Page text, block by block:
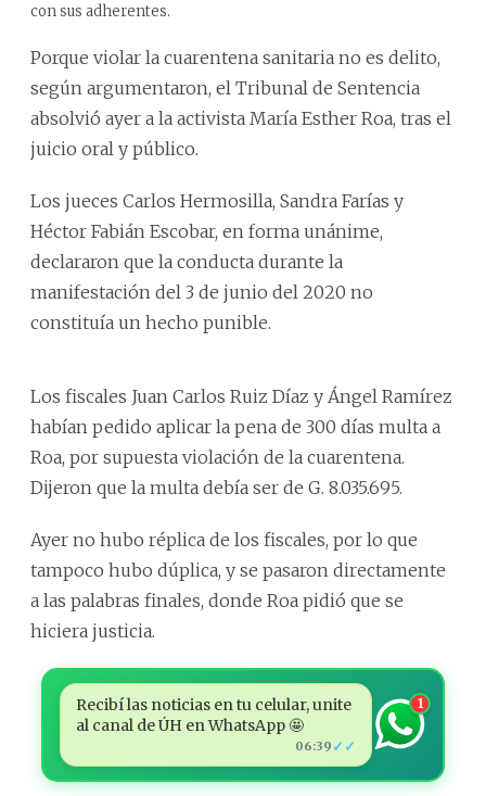
con sus adherentes.
Porque violar la cuarentena sanitaria no es delito,
según argumentaron, el Tribunal de Sentencia
absolvió ayer a la activista María Esther Roa, tras el
juicio oral y público.
Los jueces Carlos Hermosilla, Sandra Farías y
Héctor Fabián Escobar, en forma unánime,
declararon que la conducta durante la
manifestación del 3 de junio del 2020 no
constituía un hecho punible.
Los fiscales Juan Carlos Ruiz Díaz y Ángel Ramírez
habían pedido aplicar la pena de 300 días multa a
Roa, por supuesta violación de la cuarentena.
Dijeron que la multa debía ser de G. 8.035.695.
Ayer no hubo réplica de los fiscales, por lo que
tampoco hubo dúplica, y se pasaron directamente
a las palabras finales, donde Roa pidió que se
hiciera justicia.
Recibí las noticias en tu celular, unite
al canal de ÚH en WhatsApp 🤩
06:39 ✓✓
1